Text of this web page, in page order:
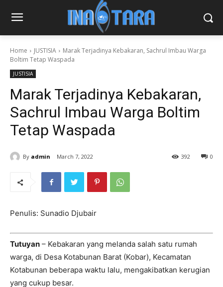
Home JUSTISIA
Marak Terjadinya Kebakaran, Sachrul Imbau Warga
Boltim Tetap Waspada
JUSTISIA
Marak Terjadinya Kebakaran,
Sachrul Imbau Warga Boltim
Tetap Waspada
By admin March 7, 2022 0
392
Penulis: Sunadio Djubair
Tutuyan – Kebakaran yang melanda salah satu rumah
warga, di Desa Kotabunan Barat (Kobar), Kecamatan
Kotabunan beberapa waktu lalu, mengakibatkan kerugian
yang cukup besar.